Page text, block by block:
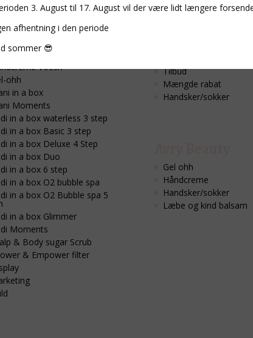
lotion Voesh
handsker/sokker
pleje
Voesh
ohh
in a box
Moments
in a box waterless 3 step
in a box Basic 3 step
in a box Deluxe 4 Step
in a box Duo
in a box 6 step
in a box O2 bubble spa
in a box O2 Bubble spa 5
in a box Glimmer
Moments
& Body sugar Scrub
& Empower filter
Deluxe lash mascara
Tilbud
Mængde rabat
Handsker/sokker
Gel ohh
Håndcreme
Handsker/sokker
Læbe og kind balsam
3. August til 17. August vil der være lidt længere
afhentning i den periode
sommer 😎